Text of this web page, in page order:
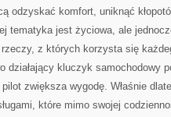
odzyskać komfort, uniknąć
tematyka jest życiowa, ale
z których korzysta się
działający kluczyk samochodowy
zwiększa wygodę. Właśnie
które mimo swojej